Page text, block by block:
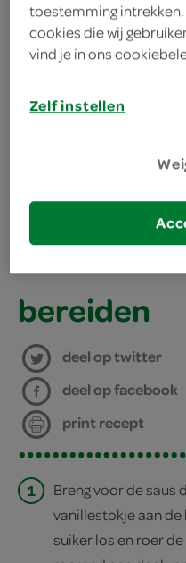
50 gram cacaopoeder
75 gram maizena
bereiden
deel op twitter
deel op facebook
print recept
1
Breng voor de saus
vanillestokje aan
suiker los en roer
toestemming
cookies die wij
vind je in ons
Zelf instellen